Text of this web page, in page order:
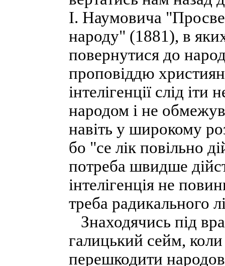
І. Наумовича
народу" (1881), в яких
повернутися до
проповіддю
інтелігенції слід
народом і не
навіть у широкому
бо "се лік повільно
потреба швидше
інтелігенція не
треба радикального
Знаходячись під
галицький сейм,
перешкодити